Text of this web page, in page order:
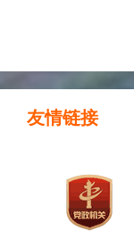
友情链接